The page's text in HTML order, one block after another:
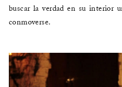
buscar la verdad en su interior
conmoverse.